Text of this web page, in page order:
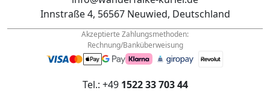
info@wanderfalke-kurier.de
Innstraße 4, 56567 Neuwied, Deutschland
Akzeptierte Zahlungsmethoden:
Rechnung/Banküberweisung